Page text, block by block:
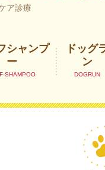
部市
ア診療
シャンプ
ー
ドッグ
ン